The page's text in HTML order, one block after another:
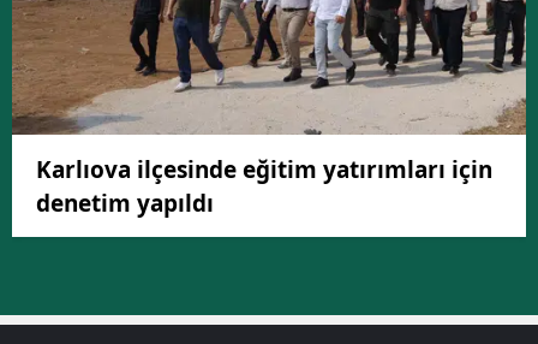
Karlıova ilçesinde eğitim yatırımları için
denetim yapıldı